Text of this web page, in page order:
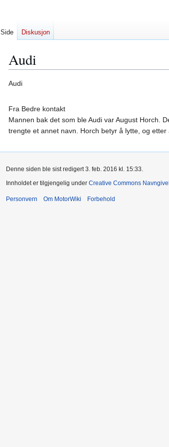
Audi
Hopp
navigering
Hopp
søk
Audi
Fra Bedre kontakt
Mannen bak det som ble Audi var August Horch.
trengte et annet navn. Horch betyr å lytte, og
Side Diskusjon
Denne siden ble sist redigert 3. feb. 2016 kl. 15:33.
Innholdet er tilgjengelig under Creative Commons
Personvern Om MotorWiki Forbehold